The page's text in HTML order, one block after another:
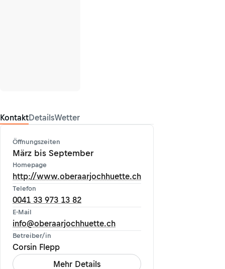
KontaktDetailsWetter
Öffnungszeiten
März bis September
Homepage
http://www.oberaarjochhuette.ch
Telefon
0041 33 973 13 82
E-Mail
info@oberaarjochhuette.ch
Betreiber/in
Corsin Flepp
Mehr Details